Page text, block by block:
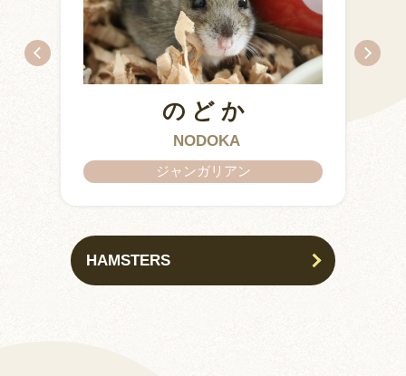
KURIMARU
のどか
NODOKA
ジャンガリアン
CHITOSE
CHATARO
IZUMO & OKUNI
ARARE
KISUKE
HAMSTERS